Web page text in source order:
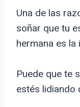
Una de las
soñar que tu
hermana es
Puede que te
estés lidiando